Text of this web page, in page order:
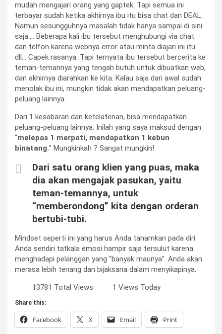
mudah mengajari orang yang gaptek. Tapi semua ini
terbayar sudah ketika akhirnya ibu itu bisa chat dan DEAL.
Namun sesungguhnya masalah tidak hanya sampai di sini
saja…. Beberapa kali ibu tersebut menghubungi via chat
dan telfon karena webnya error atau minta diajari ini itu
dll… Capek rasanya. Tapi ternyata ibu tersebut bercerita ke
teman-temannya yang tengah butuh untuk dibuatkan web,
dan akhirnya diarahkan ke kita. Kalau saja dari awal sudah
menolak ibu ini, mungkin tidak akan mendapatkan peluang-
peluang lainnya.
Dari 1 kesabaran dan ketelatenan, bisa mendapatkan
peluang-peluang lainnya. Inilah yang saya maksud dengan
“melepas 1 merpati, mendapatkan 1 kebun
binatang.” Mungkinkah ? Sangat mungkin!
Dari satu orang klien yang puas, maka
dia akan mengajak pasukan, yaitu
teman-temannya, untuk
“memberondong” kita dengan orderan
bertubi-tubi.
Mindset seperti ini yang harus Anda tanamkan pada diri
Anda sendiri tatkala emosi hampir saja tersulut karena
menghadapi pelanggan yang “banyak maunya”. Anda akan
merasa lebih tenang dan bijaksana dalam menyikapinya.
13781 Total Views
1 Views Today
Share this:
Facebook X Email Print